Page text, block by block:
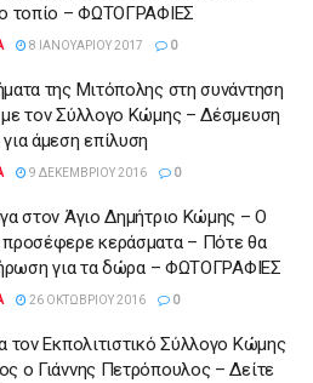
τοπίο – ΦΩΤΟΓΡΑΦΙΕΣ
8 ΙΑΝΟΥΑΡΊΟΥ 2017 0
της Μιτόπολης στη συνάντηση
τον Σύλλογο Κώμης – Δέσμευση
άμεση επίλυση
9 ΔΕΚΕΜΒΡΊΟΥ 2016 0
στον Άγιο Δημήτριο Κώμης – Ο
κεράσματα – Πότε θα
για τα δώρα – ΦΩΤΟΓΡΑΦΙΕΣ
26 ΟΚΤΩΒΡΊΟΥ 2016 0
τον Εκπολιτιστικό Σύλλογο Κώμης
ο Γιάννης Πετρόπουλος – Δείτε